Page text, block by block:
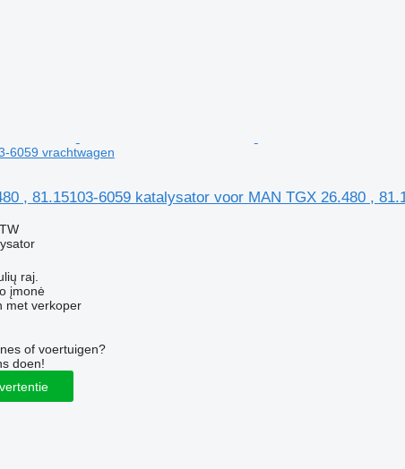
6059 vrachtwagen
, 81.15103-6059 katalysator voor MAN TGX 26.480 ,
raj.
įmonė
met verkoper
of voertuigen?
doen!